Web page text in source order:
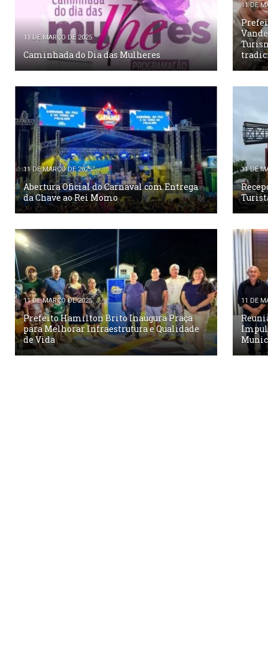
11 DE MARÇO DE 2025
Caminhada do Dia das Mulheres
11 DE
11 DE MARÇO DE 2025
Abertura Oficial do Carnaval com Entrega
da Chave ao Rei Momo
11 DE
11 DE MARÇO DE 2025
Prefeito Hamilton Brito Inaugura Praça
para Melhorar Infraestrutura e Qualidade
de Vida
11 DE